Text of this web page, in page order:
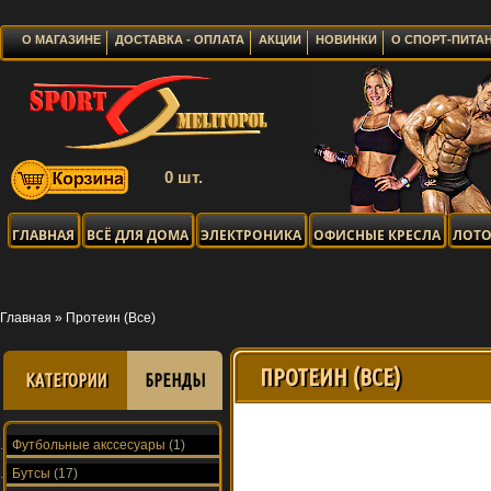
О МАГАЗИНЕ ДОСТАВКА - ОПЛАТА АКЦИИ НОВИНКИ О СПОРТ-
0 шт.
ГЛАВНАЯ ВСЁ ДЛЯ ДОМА ЭЛЕКТРОНИКА ОФИСНЫЕ КРЕСЛА
Главная » Протеин (Все)
КАТЕГОРИИ БРЕНДЫ
Футбольные акссесуары (1)
Бутсы (17)
ПРОТЕИН (ВСЕ)